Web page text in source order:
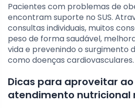
Pacientes com problemas de
encontram suporte no SUS.
consultas individuais, muitos
peso de forma saudável,
vida e prevenindo o surgimento
como doenças cardiovasculares.
Dicas para aproveitar
atendimento nutricional